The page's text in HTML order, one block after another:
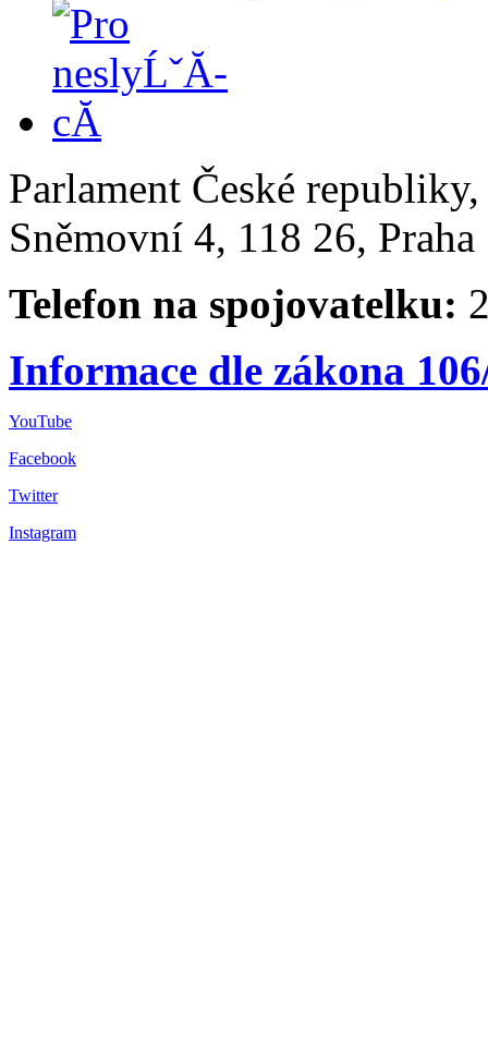
Parlament České
Sněmovní 4, 118 26,
Telefon na spojovatelku:
Informace dle zákona
YouTube
Facebook
Twitter
Instagram